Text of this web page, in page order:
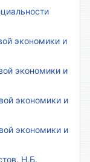
экономики и
экономики и
экономики и
экономики и
Н.Б.